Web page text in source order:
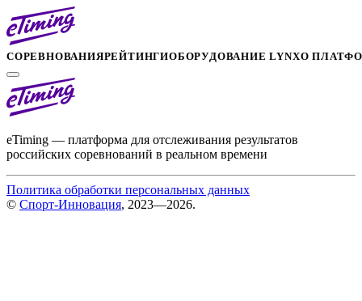
СОРЕВНОВАНИЯРЕЙТИНГИОБОРУДОВАНИЕ LYNXО
eTiming — платформа для отслеживания результатов
российских соревнований в реальном времени
Политика обработки персональных данных
© Спорт-Инновация, 2023—2026.